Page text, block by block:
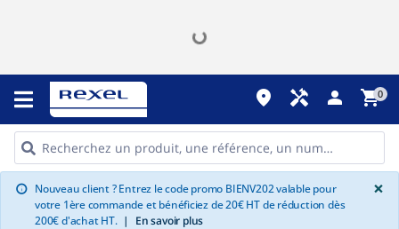
place handyman person shopping_cart0
info Nouveau client ? Entrez le code promo BIENV202 valable pour
votre 1ère commande et bénéficiez de 20€ HT de réduction dès
200€ d'achat HT. | En savoir plus
×